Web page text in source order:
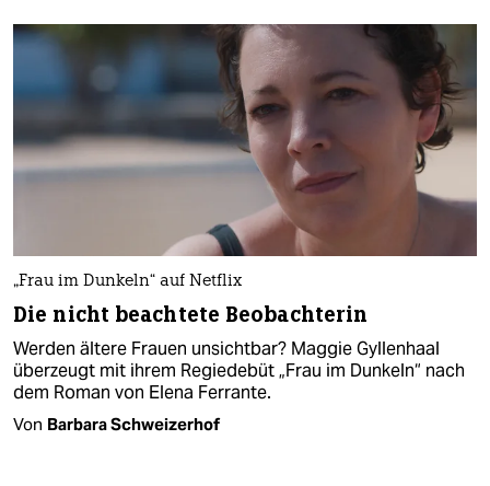
„Frau im Dunkeln“ auf Netflix
Die nicht beachtete Beobachterin
Werden ältere Frauen unsichtbar? Maggie Gyllenhaal
überzeugt mit ihrem Regiedebüt „Frau im Dunkeln“ nach
dem Roman von Elena Ferrante.
Von Barbara Schweizerhof